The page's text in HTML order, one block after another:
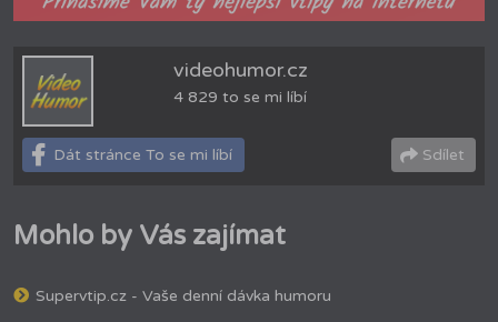
videohumor.cz
4 829 to se mi líbí
Dát stránce To se mi líbí Sdílet
Mohlo by Vás zajímat
Supervtip.cz - Vaše denní dávka humoru